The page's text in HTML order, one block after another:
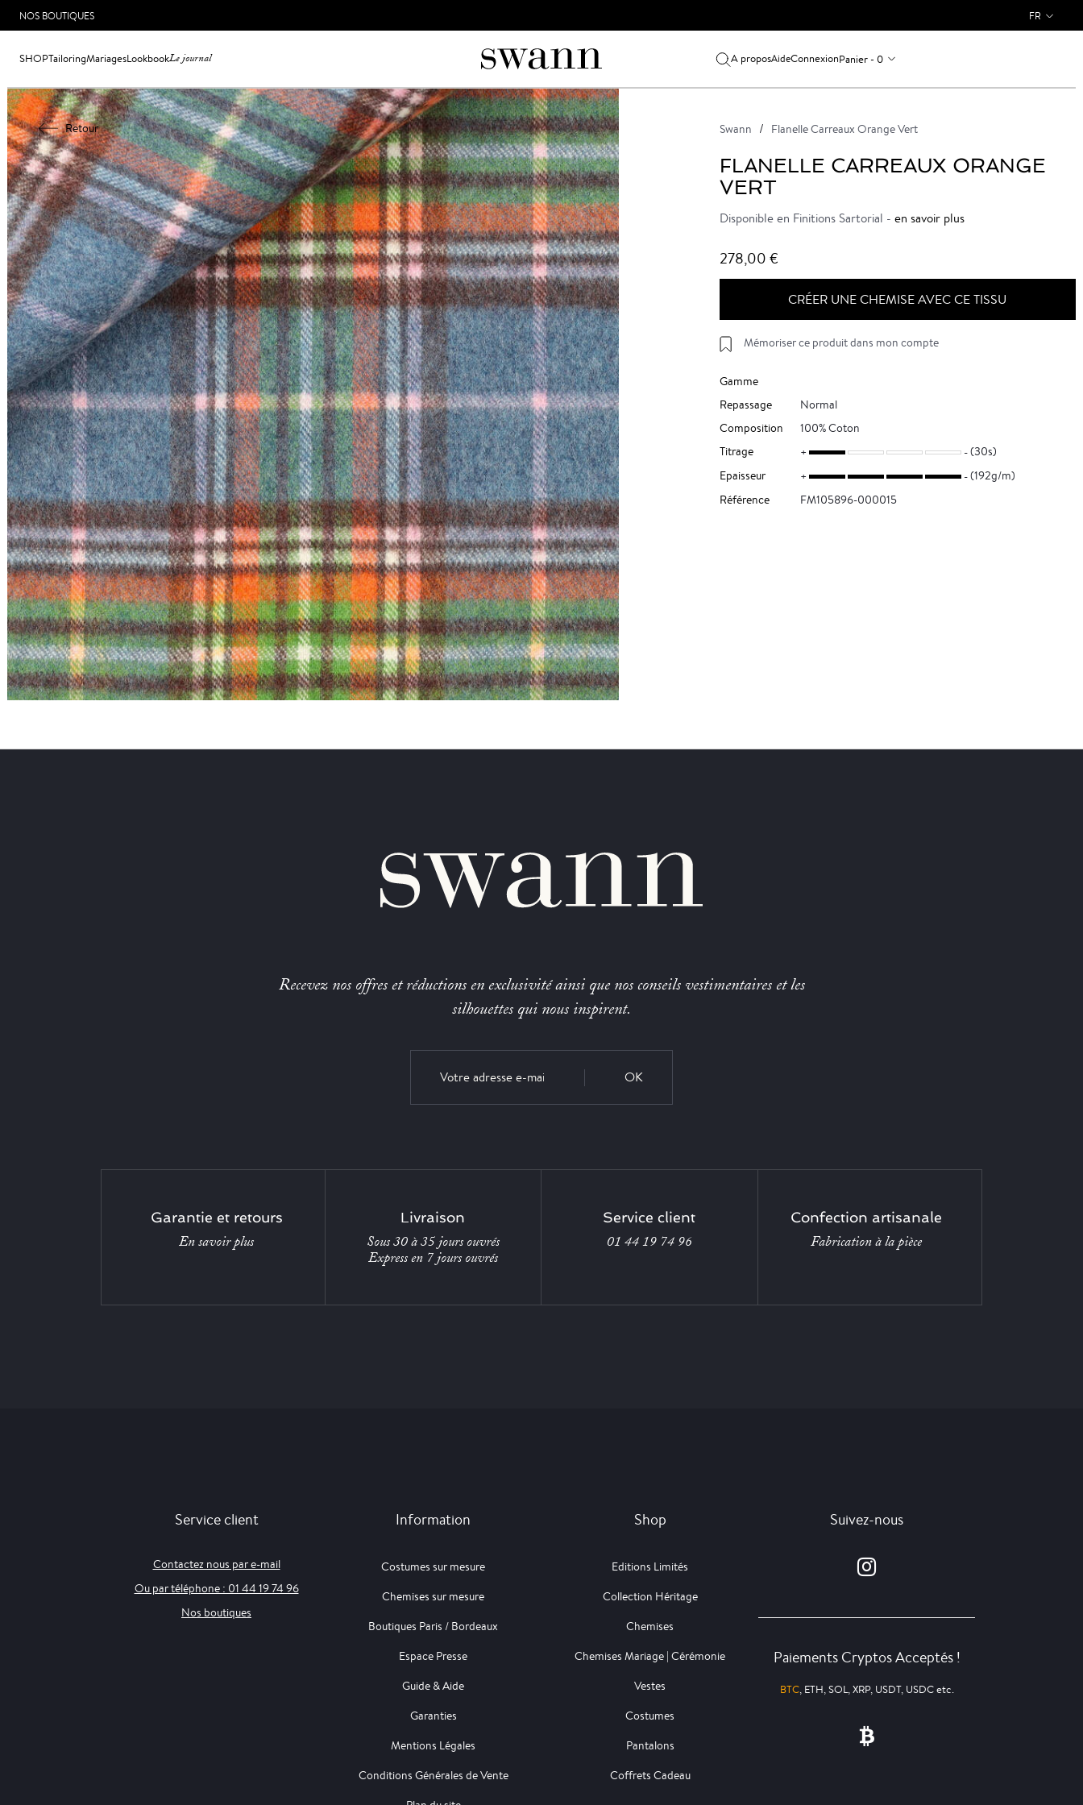
NOS BOUTIQUES FR
SHOPTailoringMariagesLookbookLe journal A proposAideConnexionPanier - 0
Retour Swann Flanelle Carreaux Orange Vert
FLANELLE CARREAUX ORANGE
VERT
Disponible en Finitions Sartorial - en savoir plus
278,00 €
CRÉER UNE CHEMISE AVEC CE TISSU
Mémoriser ce produit dans mon compte
Gamme
Repassage
Normal
Composition
100% Coton
Titrage
(30s)
Epaisseur
(192g/m)
Référence
FM105896-000015
Recevez nos offres et réductions en exclusivité ainsi que nos conseils vestimentaires et les
silhouettes qui nous inspirent.
OK
Garantie et retours
En savoir plus
Livraison
Sous 30 à 35 jours ouvrés
Express en 7 jours ouvrés
Service client
01 44 19 74 96
Confection artisanale
Fabrication à la pièce
Service client
Contactez nous par e-mail
Ou par téléphone : 01 44 19 74 96
Nos boutiques
Information
Costumes sur mesure
Chemises sur mesure
Boutiques Paris / Bordeaux
Espace Presse
Guide & Aide
Garanties
Mentions Légales
Conditions Générales de Vente
Shop
Editions Limités
Collection Héritage
Chemises
Chemises Mariage | Cérémonie
Vestes
Costumes
Pantalons
Coffrets Cadeau
Suivez-nous
Paiements Cryptos Acceptés !
BTC, ETH, SOL, XRP, USDT, USDC etc.